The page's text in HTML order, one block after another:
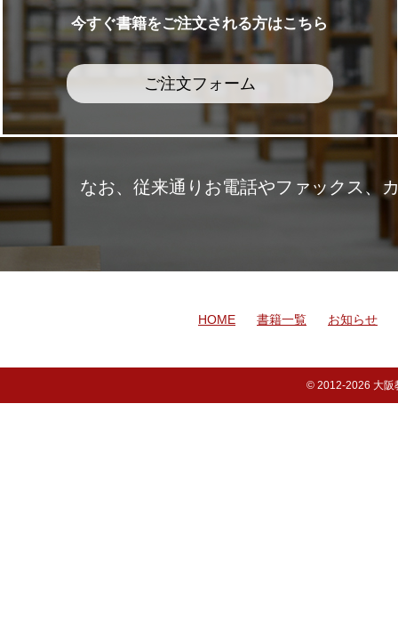
今すぐ書籍をご注文される方はこちら
ご注文フォーム
なお、従来通りお電話やファックス、
HOME 書籍一覧 お知らせ
© 2012-2026 大阪